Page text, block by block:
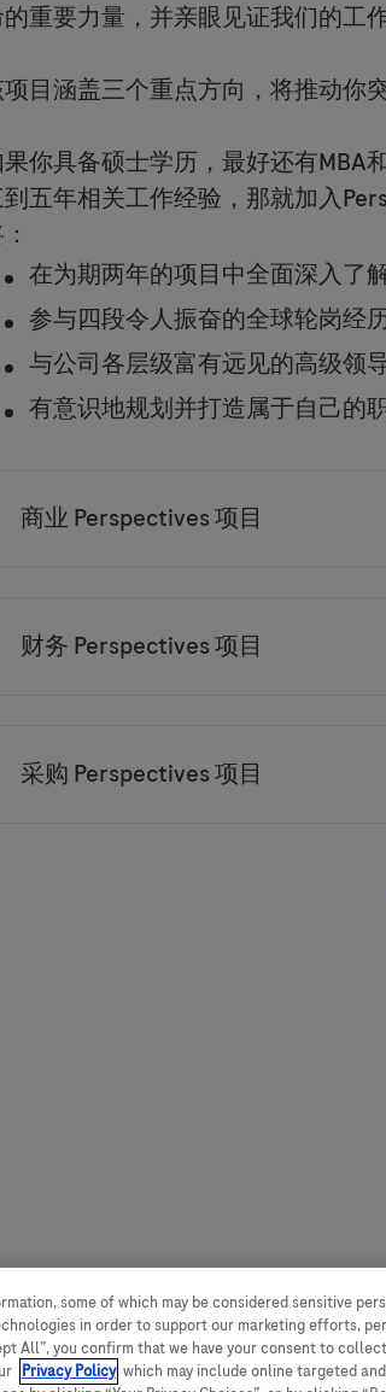
重要力量，并亲眼见证我们的工
目涵盖三个重点方向，将推动你
你具备硕士学历，最好还有MBA
五年相关工作经验，那就加入
在为期两年的项目中全面深入了
参与四段令人振奋的全球轮岗经
与公司各层级富有远见的高级领
有意识地规划并打造属于自己的
商业 Perspectives 项目
财务 Perspectives 项目
采购 Perspectives 项目
some of which may be considered sensitive
in order to support our marketing efforts,
All”, you confirm that we have your consent to
Privacy Policy, which may include online targeted